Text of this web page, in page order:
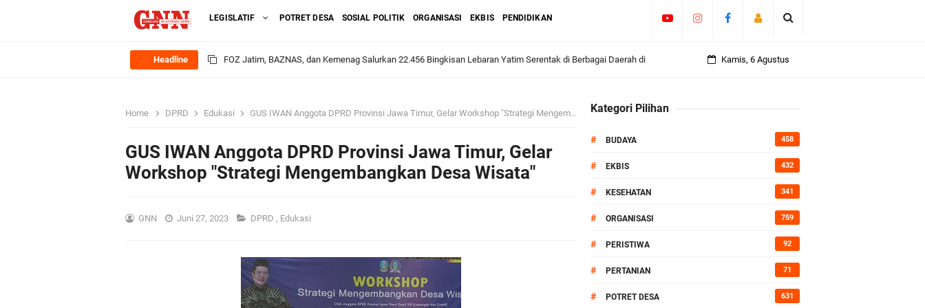
LEGISLATIF POTRET DESA SOSIAL POLITIK ORGANISASI EKBIS PENDIDIKAN
Headline FOZ Jatim, BAZNAS, dan Kemenag Salurkan 22.456 Bingkisan Lebaran Yatim Serentak di Berbagai Daerah di
Sosial
Ketua DPD Golkar Gresik Wongso Negoro Sambut Tahun Baru Islam 1448 H dengan Doa Kedamaian
Kamis, 6 Agustus
Home DPRD Edukasi GUS IWAN Anggota DPRD Provinsi Jawa Timur, Gelar Workshop "Strategi Mengembangkan Desa Wisata"
GUS IWAN Anggota DPRD Provinsi Jawa Timur, Gelar
Workshop "Strategi Mengembangkan Desa Wisata"
GNN Juni 27, 2023 DPRD , Edukasi
Kategori Pilihan
# BUDAYA 458
# EKBIS 432
# KESEHATAN 341
# ORGANISASI 759
# PERISTIWA 92
# PERTANIAN 71
# POTRET DESA 631